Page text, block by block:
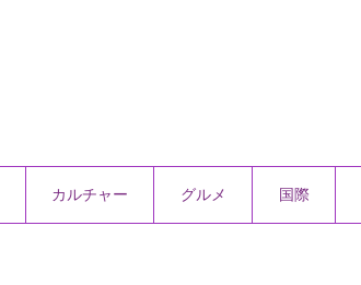
カルチャー グルメ 国際